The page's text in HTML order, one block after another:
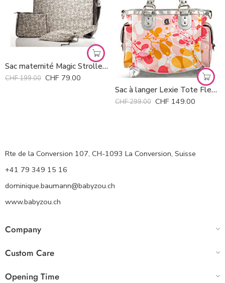
Sac maternité Magic Stroller Bag *
CHF199.00 CHF 79.00
Sac à langer Lexie Tote Fleurville
CHF299.00 CHF 149.00
Rte de la Conversion 107, CH-1093 La Conversion, Suisse
+41 79 349 15 16
dominique.baumann@babyzou.ch
www.babyzou.ch
Company
Custom Care
Opening Time